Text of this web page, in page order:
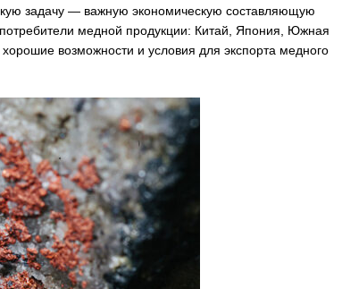
задачу — важную экономическую составляющую
медной продукции: Китай, Япония, Южная
возможности и условия для экспорта медного